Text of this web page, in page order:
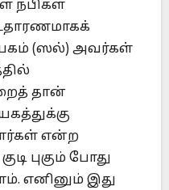
நபிகள்
(ஸல்) அவர்கள்
தான்
என்ற
புகும் போது
எனினும் இது